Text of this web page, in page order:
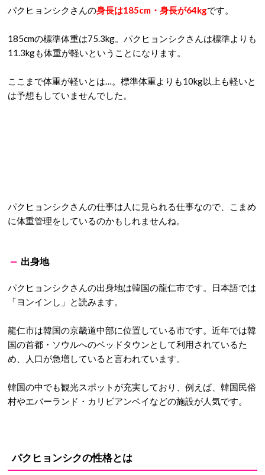
パクヒョンシクさんの身長は185cm・身長が64kgです。
185cmの標準体重は75.3kg。パクヒョンシクさんは標準よりも
11.3kgも体重が軽いということになります。
ここまで体重が軽いとは…。標準体重よりも10kg以上も軽いと
は予想もしていませんでした。
パクヒョンシクさんの仕事は人に見られる仕事なので、こまめ
に体重管理をしているのかもしれませんね。
出身地
パクヒョンシクさんの出身地は韓国の龍仁市です。日本語では
「ヨンインし」と読みます。
龍仁市は韓国の京畿道中部に位置している市です。近年では韓
国の首都・ソウルへのベッドタウンとして利用されているた
め、人口が急増していると言われています。
韓国の中でも観光スポットが充実しており、例えば、韓国民俗
村やエバーランド・カリビアンベイなどの施設が人気です。
パクヒョンシクの性格とは